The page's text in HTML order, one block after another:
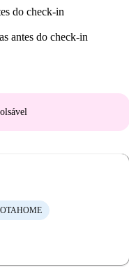
do check-in
antes do check-in